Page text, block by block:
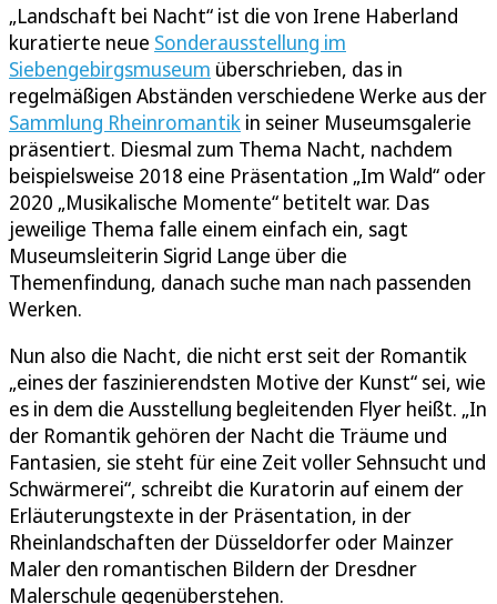
„Landschaft bei Nacht“ ist die von Irene Haberland
kuratierte neue Sonderausstellung im
Siebengebirgsmuseum überschrieben, das in
regelmäßigen Abständen verschiedene Werke aus der
Sammlung Rheinromantik in seiner Museumsgalerie
präsentiert. Diesmal zum Thema Nacht, nachdem
beispielsweise 2018 eine Präsentation „Im Wald“ oder
2020 „Musikalische Momente“ betitelt war. Das
jeweilige Thema falle einem einfach ein, sagt
Museumsleiterin Sigrid Lange über die
Themenfindung, danach suche man nach passenden
Werken.
Nun also die Nacht, die nicht erst seit der Romantik
„eines der faszinierendsten Motive der Kunst“ sei, wie
es in dem die Ausstellung begleitenden Flyer heißt. „In
der Romantik gehören der Nacht die Träume und
Fantasien, sie steht für eine Zeit voller Sehnsucht und
Schwärmerei“, schreibt die Kuratorin auf einem der
Erläuterungstexte in der Präsentation, in der
Rheinlandschaften der Düsseldorfer oder Mainzer
Maler den romantischen Bildern der Dresdner
Malerschule gegenüberstehen.